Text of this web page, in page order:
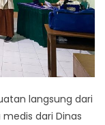
langsung dari
dari Dinas